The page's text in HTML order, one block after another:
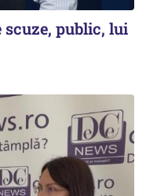
public, lui